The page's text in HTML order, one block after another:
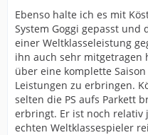
Ebenso halte ich es mit
System Goggi gepasst
einer Weltklasseleistung
ihn auch sehr mitgetragen
über eine komplette
Leistungen zu erbringen.
selten die PS aufs Parkett
erbringt. Er ist noch relativ
echten Weltklassespieler